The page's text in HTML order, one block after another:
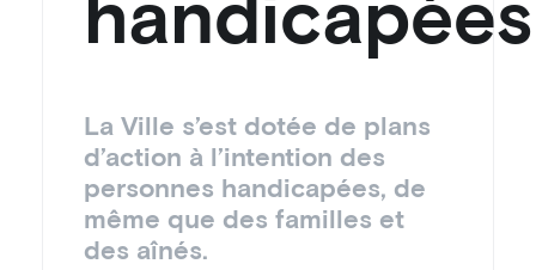
handicapées
La Ville s’est dotée de plans
d’action à l’intention des
personnes handicapées, de
même que des familles et
des aînés.